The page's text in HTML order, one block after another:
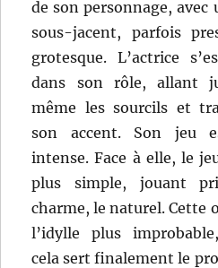
de son personnage,
sous-jacent, parfois
grotesque. L’actrice
dans son rôle, allant
même les sourcils et
son accent. Son jeu
intense. Face à elle, le
plus simple, jouant
charme, le naturel. Cette
l’idylle plus
cela sert finalement le